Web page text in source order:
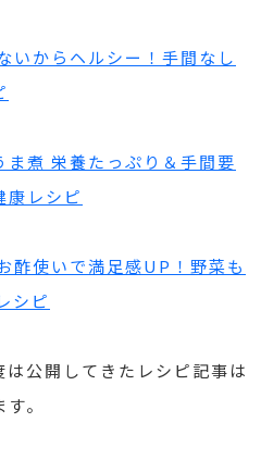
いからヘルシー！手間なし
煮 栄養たっぷり＆手間要
康レシピ
酢使いで満足感UP！野菜も
シピ
は公開してきたレシピ記事は
。